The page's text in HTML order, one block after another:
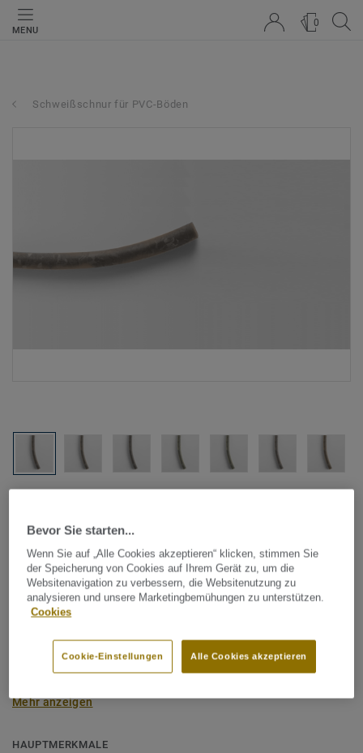
MENU
0
Schweißschnur für PVC-Böden
Schweißschnur für PVC-Böden
- Multicolour BEIGE 0143
zweier PVC-Bahnen verwendet und sorgen für eine
wasserdichte und geschlossene Oberfläche, Grundlage für
Schweißschnüre sind erhältlich in den Varianten Uni und
Bodenbelagssortiment abgestimmt. Durch die Verwendung
Mehr anzeigen
HAUPTMERKMALE
Bevor Sie starten...
Wenn Sie auf „Alle Cookies akzeptieren“ klicken, stimmen Sie
der Speicherung von Cookies auf Ihrem Gerät zu, um die
Websitenavigation zu verbessern, die Websitenutzung zu
analysieren und unsere Marketingbemühungen zu unterstützen.
Cookies
Alle Cookies akzeptieren
Cookie-Einstellungen